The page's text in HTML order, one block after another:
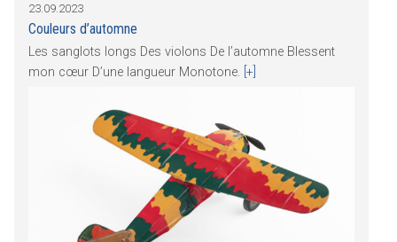
23.09.2023
Couleurs d’automne
Les sanglots longs Des violons De l’automne Blessent
mon cœur D’une langueur Monotone. [+]